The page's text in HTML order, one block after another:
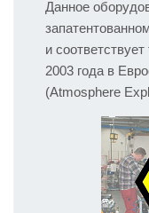
Данное
и
2003 года в
(Atmosphere